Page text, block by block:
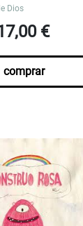
Dios
€
comprar